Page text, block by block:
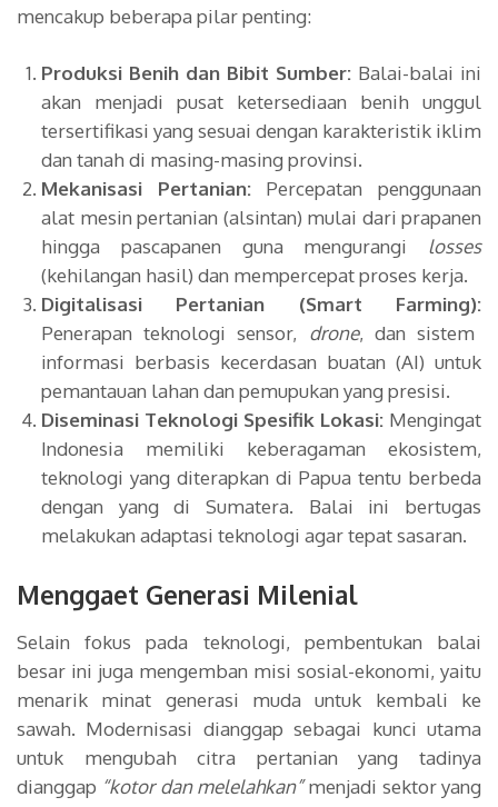
mencakup beberapa pilar penting:
Produksi Benih dan Bibit Sumber: Balai-balai ini
akan menjadi pusat ketersediaan benih unggul
tersertifikasi yang sesuai dengan karakteristik iklim
dan tanah di masing-masing provinsi.
Mekanisasi Pertanian:Percepatan penggunaan
alat mesin pertanian (alsintan) mulai dari prapanen
hingga pascapanen guna mengurangi losses
(kehilangan hasil) dan mempercepat proses kerja.
Digitalisasi Pertanian (Smart Farming):
Penerapan teknologi sensor, drone, dan sistem
informasi berbasis kecerdasan buatan (AI) untuk
pemantauan lahan dan pemupukan yang presisi.
Diseminasi Teknologi Spesifik Lokasi: Mengingat
Indonesia memiliki keberagaman ekosistem,
teknologi yang diterapkan di Papua tentu berbeda
dengan yang di Sumatera. Balai ini bertugas
melakukan adaptasi teknologi agar tepat sasaran.
Menggaet Generasi Milenial
Selain fokus pada teknologi, pembentukan balai
besar ini juga mengemban misi sosial-ekonomi, yaitu
menarik minat generasi muda untuk kembali ke
sawah. Modernisasi dianggap sebagai kunci utama
untuk mengubah citra pertanian yang tadinya
dianggap “kotor dan melelahkan”menjadi sektor yang